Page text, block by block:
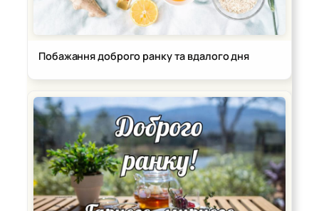
Побажання доброго ранку та вдалого дня